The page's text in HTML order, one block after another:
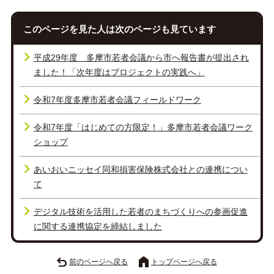
このページを見た人は次のページも見ています
平成29年度 多摩市若者会議から市へ報告書が提出され
ました！「次年度はプロジェクトの実践へ」
令和7年度多摩市若者会議フィールドワーク
令和7年度「はじめての方限定！」多摩市若者会議ワーク
ショップ
あいおいニッセイ同和損害保険株式会社との連携につい
て
デジタル技術を活用した若者のまちづくりへの参画促進
に関する連携協定を締結しました
前のページへ戻る トップページへ戻る